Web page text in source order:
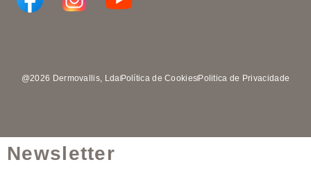
@2026 Dermovallis, LdaPolítica de CookiesPolitica de Privacidade
Newsletter